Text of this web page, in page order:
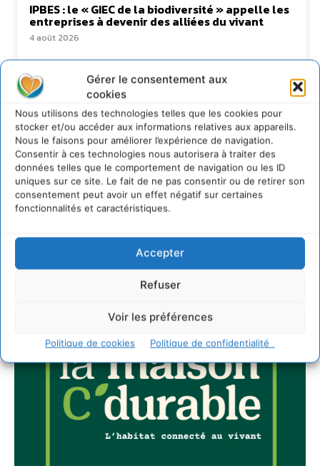
Gérer le consentement aux
cookies
Nous utilisons des technologies telles que les cookies pour
stocker et/ou accéder aux informations relatives aux appareils.
Nous le faisons pour améliorer l’expérience de navigation.
Consentir à ces technologies nous autorisera à traiter des
données telles que le comportement de navigation ou les ID
uniques sur ce site. Le fait de ne pas consentir ou de retirer son
consentement peut avoir un effet négatif sur certaines
fonctionnalités et caractéristiques.
Accepter
Refuser
Voir les préférences
Politique de cookies Politique de confidentialité
IPBES : le « GIEC de la biodiversité » appelle les
entreprises à devenir des alliées du vivant
4 août 2026
Newsletter
JE M'ABONNE